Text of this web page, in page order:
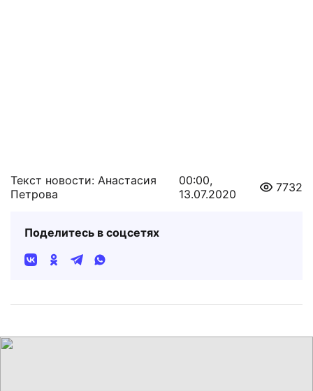
Текст новости: Анастасия
Петрова
00:00,
13.07.2020
7732
Поделитесь в соцсетях